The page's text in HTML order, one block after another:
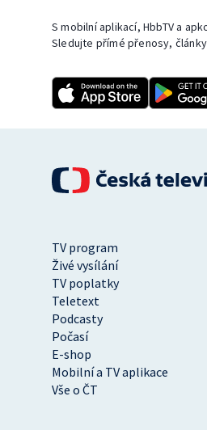
S mobilní aplikací, HbbTV a
Sledujte přímé přenosy,
TV program
Živé vysílání
TV poplatky
Teletext
Podcasty
Počasí
E-shop
Mobilní a TV aplikace
Vše o ČT